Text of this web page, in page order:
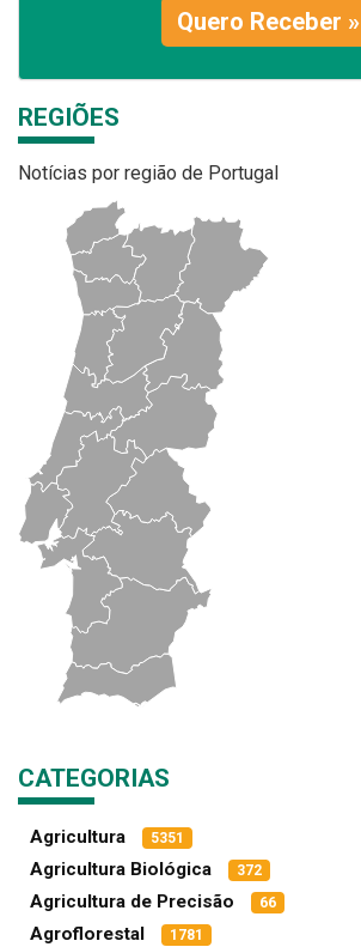
Quero Receber »
REGIÕES
Notícias por região de Portugal
CATEGORIAS
Agricultura 5351
Agricultura Biológica 372
Agricultura de Precisão 66
Agroflorestal 1781